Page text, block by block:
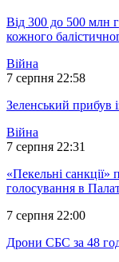
Від 300 до 500 млн
кожного
Війна
7 серпня 22:58
Зеленський прибув
Війна
7 серпня 22:31
«Пекельні
голосування в
7 серпня 22:00
Дрони СБС за 48